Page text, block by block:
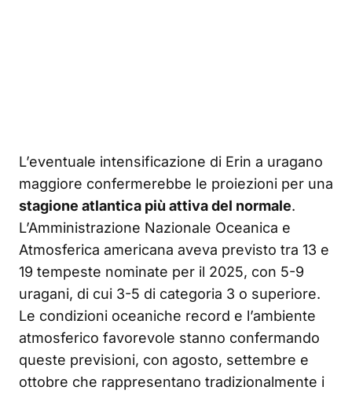
L’eventuale intensificazione di Erin a uragano
maggiore confermerebbe le proiezioni per una
stagione atlantica più attiva del normale.
L’Amministrazione Nazionale Oceanica e
Atmosferica americana aveva previsto tra 13 e
19 tempeste nominate per il 2025, con 5-9
uragani, di cui 3-5 di categoria 3 o superiore.
Le condizioni oceaniche record e l’ambiente
atmosferico favorevole stanno confermando
queste previsioni, con agosto, settembre e
ottobre che rappresentano tradizionalmente i